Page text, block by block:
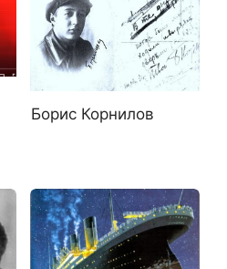
Борис Корнилов